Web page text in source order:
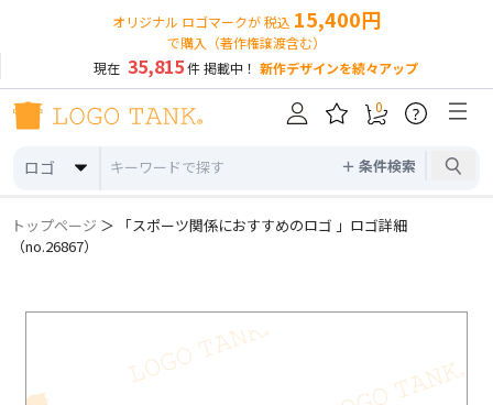
オリジナル ロゴマークが 税込 15,400円
で購入（著作権譲渡含む）
現在 35,815件 掲載中！ 新作デザインを続々アップ
ロゴ ＋ 条件検索
0 ?
トップページ ＞ 「スポーツ関係におすすめのロゴ 」ロゴ詳細
（no.26867）